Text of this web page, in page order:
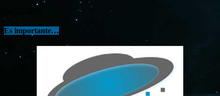
Es importante…